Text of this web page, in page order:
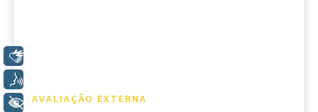
AVALIAÇÃO EXTERNA
+ Acessibilidade